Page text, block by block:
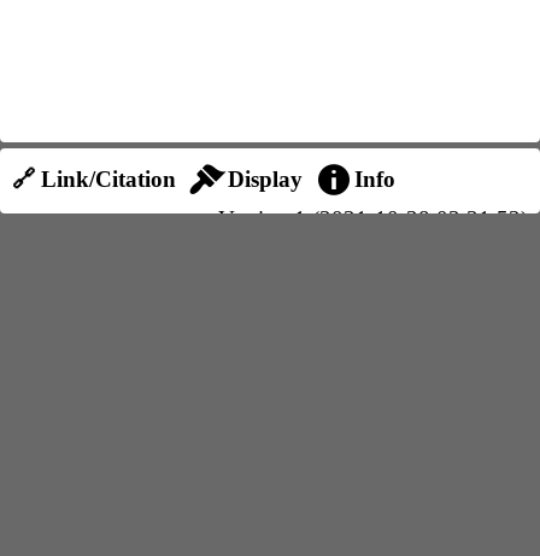
🔗 Link/Citation Display
Info
Version 1 (2021-10-28 03:31:52)